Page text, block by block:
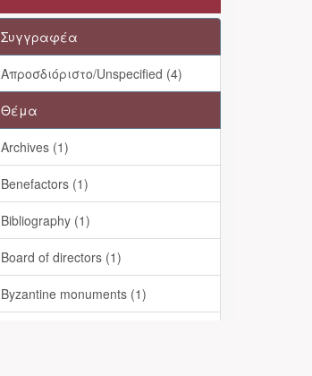
Συγγραφέα
Απροσδιόριστο/Unspecified (4)
Θέμα
Archives (1)
Benefactors (1)
Bibliography (1)
Board of directors (1)
Byzantine monuments (1)